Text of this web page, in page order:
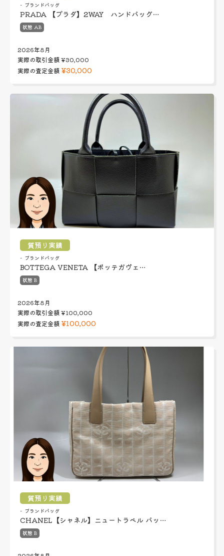
ブランドバッグ
PRADA 【プラダ】2WAY ハンドバッグ…
状態 AB
2026年8月
実際の取引金額¥30,000
実際の査定金額 ¥30,000
質預り実績
ブランドバッグ
BOTTEGA VENETA 【ボッテガヴェ…
状態 B
2026年8月
実際の取引金額¥100,000
実際の査定金額 ¥100,000
質預り実績
ブランドバッグ
CHANEL【シャネル】ニュートラベル バッ…
状態 B